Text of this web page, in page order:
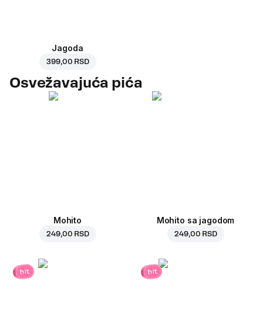
Jagoda
399,00 RSD
Osvežavajuća pića
Mohito
249,00 RSD
Mohito sa jagodom
249,00 RSD
hit hit